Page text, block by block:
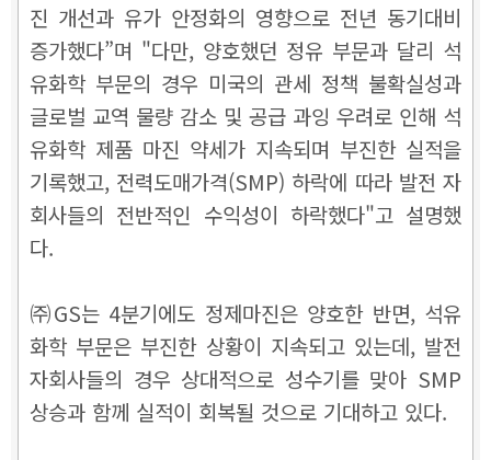
진 개선과 유가 안정화의 영향으로 전년 동기대비
증가했다”며 "다만, 양호했던 정유 부문과 달리 석
유화학 부문의 경우 미국의 관세 정책 불확실성과
글로벌 교역 물량 감소 및 공급 과잉 우려로 인해 석
유화학 제품 마진 약세가 지속되며 부진한 실적을
기록했고, 전력도매가격(SMP) 하락에 따라 발전 자
회사들의 전반적인 수익성이 하락했다"고 설명했
다.
㈜GS는 4분기에도 정제마진은 양호한 반면, 석유
화학 부문은 부진한 상황이 지속되고 있는데, 발전
자회사들의 경우 상대적으로 성수기를 맞아 SMP
상승과 함께 실적이 회복될 것으로 기대하고 있다.